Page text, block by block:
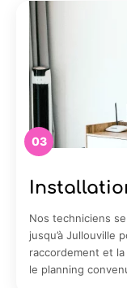
03
Nos techniciens
jusqu’à Jullouville
raccordement et
le planning